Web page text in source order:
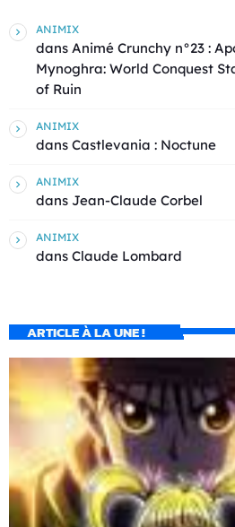
ANIMIX
dans Animé Crunchy n°23 :
Mynoghra: World Conquest
of Ruin
ANIMIX
dans Castlevania : Noctune
ANIMIX
dans Jean-Claude Corbel
ANIMIX
dans Claude Lombard
ARTICLE À LA UNE !